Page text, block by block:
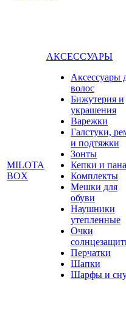
MILOTA
BOX
АКСЕССУАРЫ
Аксессуары
волос
Бижутерия и
украшения
Варежки
Галстуки,
и подтяжки
Зонты
Кепки и
Комплекты
Мешки для
обуви
Наушники
утепленные
Очки
Перчатки
Шапки
Шарфы и